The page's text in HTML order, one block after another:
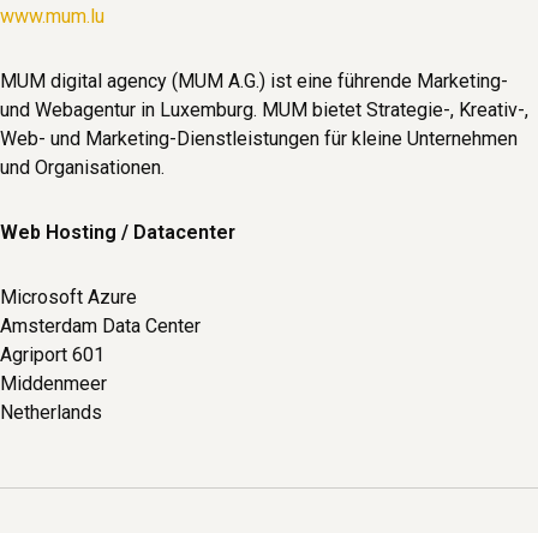
www.mum.lu
MUM digital agency (MUM A.G.) ist eine führende Marketing-
und Webagentur in Luxemburg. MUM bietet Strategie-, Kreativ-,
Web- und Marketing-Dienstleistungen für kleine Unternehmen
und Organisationen.
Web Hosting / Datacenter
Microsoft Azure
Amsterdam Data Center
Agriport 601
Middenmeer
Netherlands